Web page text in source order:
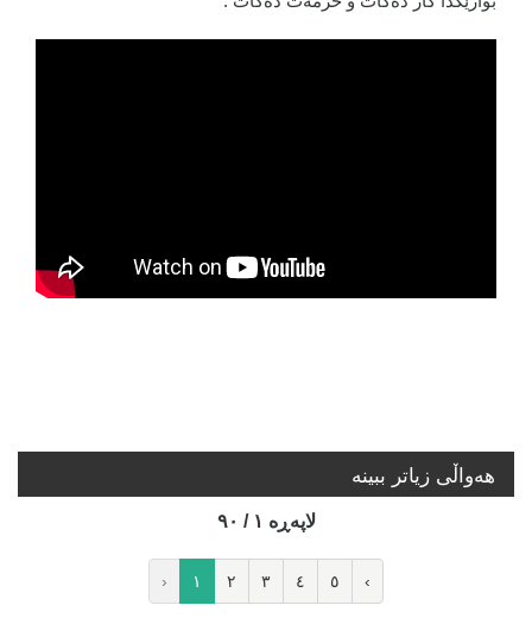
هه‌واڵی زیاتر ببینە
لاپه‌ڕه‌ ١ / ٩٠
‹ ١ ٢ ٣ ٤ ٥ ›